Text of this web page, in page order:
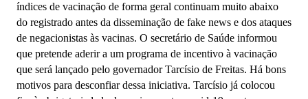
índices de vacinação de forma geral continuam muito abaixo
do registrado antes da disseminação de fake news e dos ataques
de negacionistas às vacinas. O secretário de Saúde informou
que pretende aderir a um programa de incentivo à vacinação
que será lançado pelo governador Tarcísio de Freitas. Há bons
motivos para desconfiar dessa iniciativa. Tarcísio já colocou